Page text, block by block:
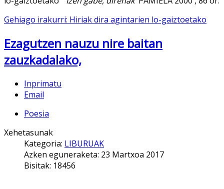
Gehiago irakurri: Hiriak dira agintarien lo-gaiztoetako
Ezagutzen nauzu nire baitan
zauzkadalako,
Inprimatu
Email
Poesia
Xehetasunak
Kategoria: LIBURUAK
Azken eguneraketa: 23 Martxoa 2017
Bisitak: 18456